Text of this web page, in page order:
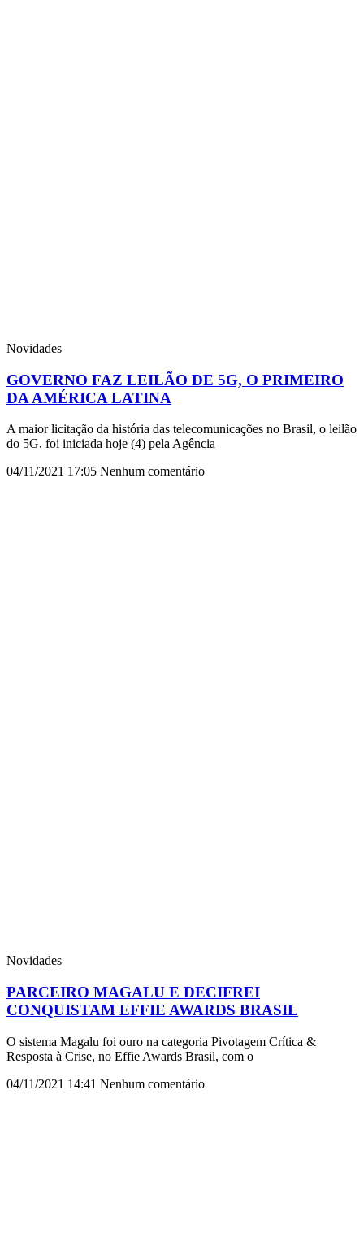
Novidades
GOVERNO FAZ LEILÃO DE 5G, O PRIMEIRO
DA AMÉRICA LATINA
A maior licitação da história das telecomunicações no Brasil, o leilão
do 5G, foi iniciada hoje (4) pela Agência
04/11/2021 17:05 Nenhum comentário
Novidades
PARCEIRO MAGALU E DECIFREI
CONQUISTAM EFFIE AWARDS BRASIL
O sistema Magalu foi ouro na categoria Pivotagem Crítica &
Resposta à Crise, no Effie Awards Brasil, com o
04/11/2021 14:41 Nenhum comentário